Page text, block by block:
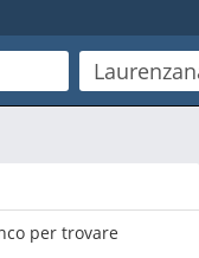
per trovare